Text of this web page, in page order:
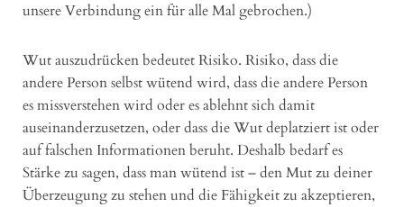
unsere Verbindung ein für alle Mal gebrochen.)
Wut auszudrücken bedeutet Risiko. Risiko, dass die
andere Person selbst wütend wird, dass die andere Person
es missverstehen wird oder es ablehnt sich damit
auseinanderzusetzen, oder dass die Wut deplatziert ist oder
auf falschen Informationen beruht. Deshalb bedarf es
Stärke zu sagen, dass man wütend ist – den Mut zu deiner
Überzeugung zu stehen und die Fähigkeit zu akzeptieren,